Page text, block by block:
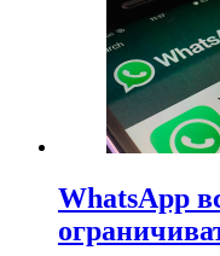
WhatsApp